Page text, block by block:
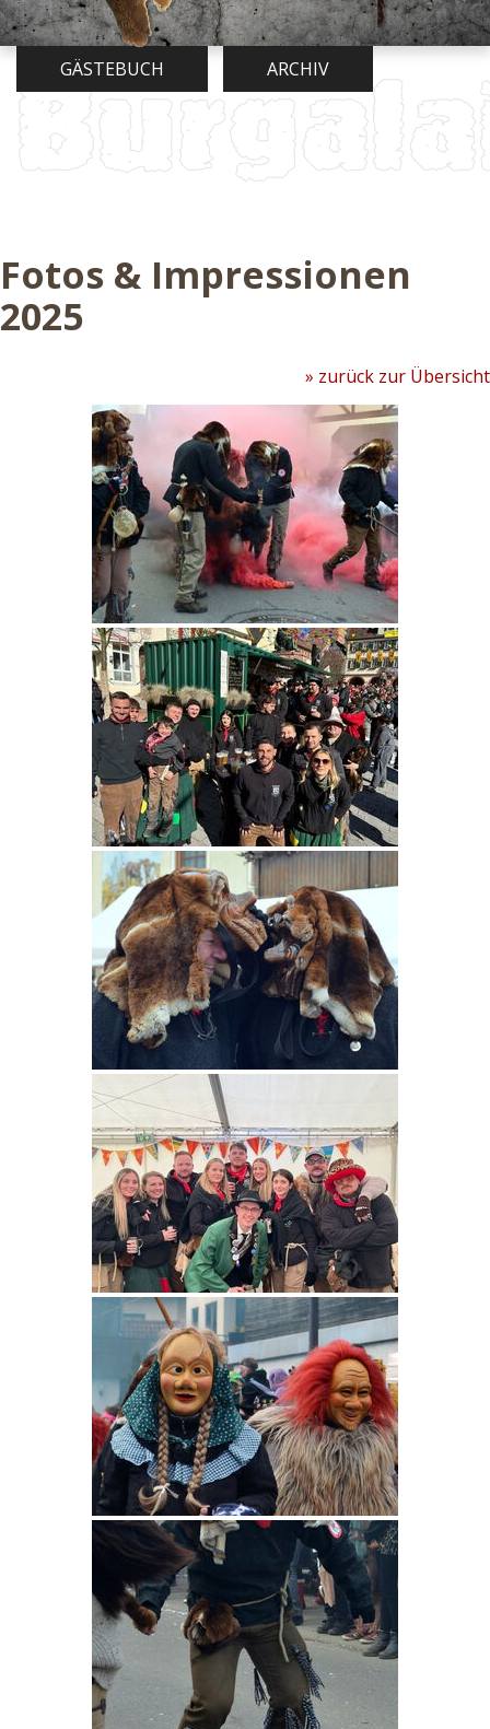
GÄSTEBUCH ARCHIV
Fotos & Impressionen
2025
» zurück zur Übersicht